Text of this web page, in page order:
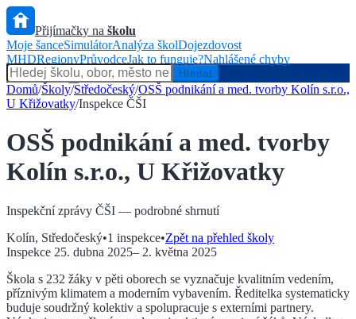
Přijímačky na školu
Moje šanceSimulátorAnalýza školDojezdovost
MHDRegionyPrůvodceJak to funguje?Nahlášené chyby
Hlídač státu
Hledat
Domů/Školy/Středočeský/OSŠ podnikání a med. tvorby Kolín s.r.o.,
U Křižovatky/Inspekce ČŠI
OSŠ podnikání a med. tvorby
Kolín s.r.o., U Křižovatky
Inspekční zprávy ČŠI — podrobné shrnutí
Kolín, Středočeský•1 inspekce•Zpět na přehled školy
Inspekce 25. dubna 2025– 2. května 2025
Škola s 232 žáky v pěti oborech se vyznačuje kvalitním vedením,
příznivým klimatem a moderním vybavením. Ředitelka systematicky
buduje soudržný kolektiv a spolupracuje s externími partnery.